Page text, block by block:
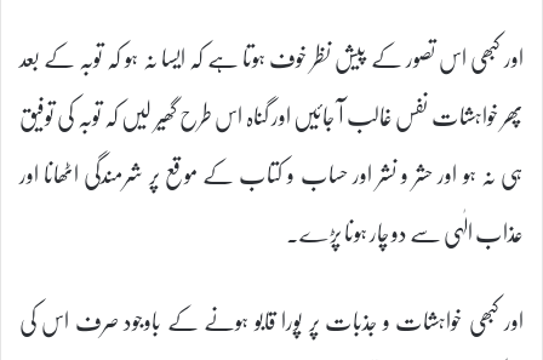
اور کبھی اس تصور کے پیش نظر خوف ہوتا ہے کہ ایسا نہ ہو کہ توبہ کے بعد
پھر خواہشات نفس غالب آ جائیں اور گناہ اس طرح گھیر لیں کہ توبہ کی توفیق
ہی نہ ہو اور حشر و نشر اور حساب و کتاب کے موقع پر شرمندگی اٹھانا اور
عذاب الٰہی سے دو چار ہونا پڑے۔
اور کبھی خواہشات و جذبات پر پورا قابو ہونے کے باوجود صرف اس کی